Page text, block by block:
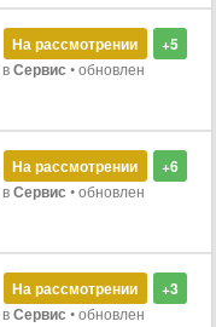
+5
На рассмотрении
вСервис •обновлен
+6
На рассмотрении
вСервис •обновлен
+3
На рассмотрении
вСервис •обновлен